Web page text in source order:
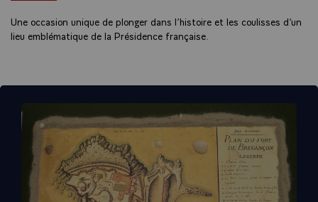
Une occasion unique de plonger dans l’histoire et les coulisses d’un
lieu emblématique de la Présidence française.